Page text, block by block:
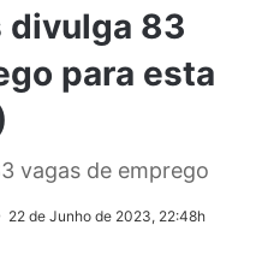
divulga 83
para esta
vagas de emprego
22 de Junho de 2023, 22:48h